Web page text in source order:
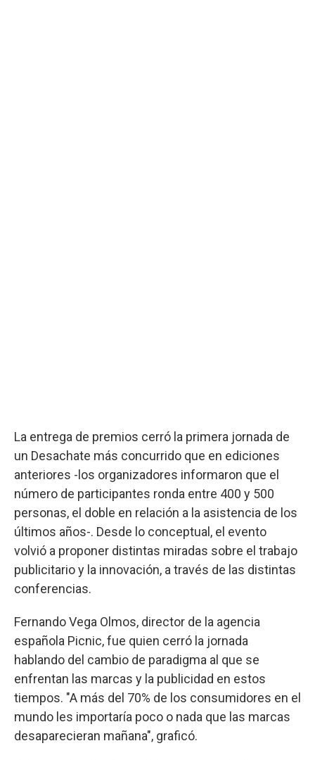
La entrega de premios cerró la primera jornada de
un Desachate más concurrido que en ediciones
anteriores -los organizadores informaron que el
número de participantes ronda entre 400 y 500
personas, el doble en relación a la asistencia de los
últimos años-. Desde lo conceptual, el evento
volvió a proponer distintas miradas sobre el trabajo
publicitario y la innovación, a través de las distintas
conferencias.
Fernando Vega Olmos, director de la agencia
española Picnic, fue quien cerró la jornada
hablando del cambio de paradigma al que se
enfrentan las marcas y la publicidad en estos
tiempos. "A más del 70% de los consumidores en el
mundo les importaría poco o nada que las marcas
desaparecieran mañana", graficó.